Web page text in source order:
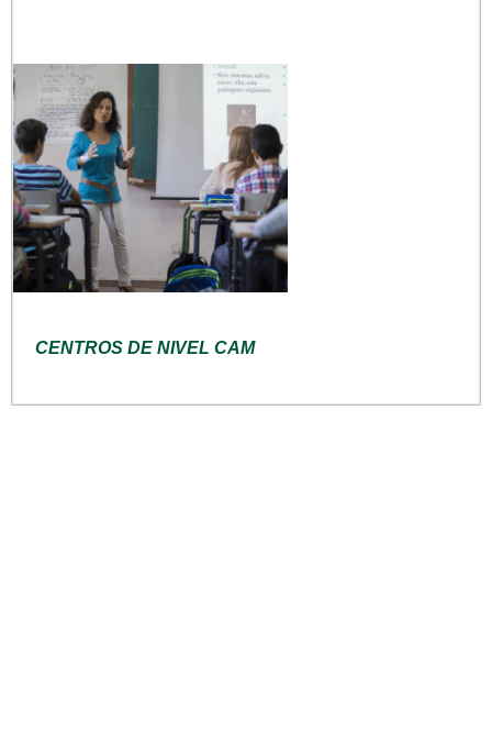
CENTROS DE NIVEL CAM